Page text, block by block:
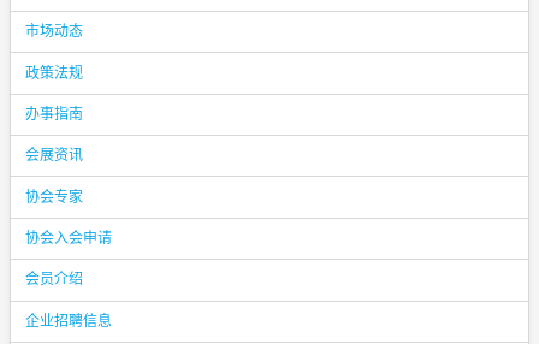
市场动态
政策法规
办事指南
会展资讯
协会专家
协会入会申请
会员介绍
企业招聘信息